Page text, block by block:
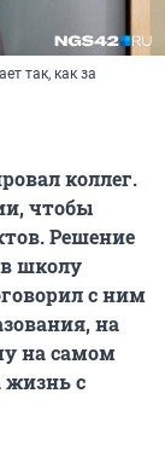
так, как за
коллег.
чтобы
Решение
в школу
с ним
на
на самом
жизнь с